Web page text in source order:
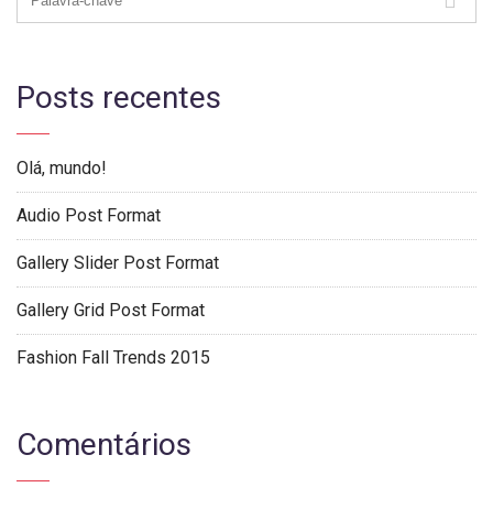
Posts recentes
Olá, mundo!
Audio Post Format
Gallery Slider Post Format
Gallery Grid Post Format
Fashion Fall Trends 2015
Comentários